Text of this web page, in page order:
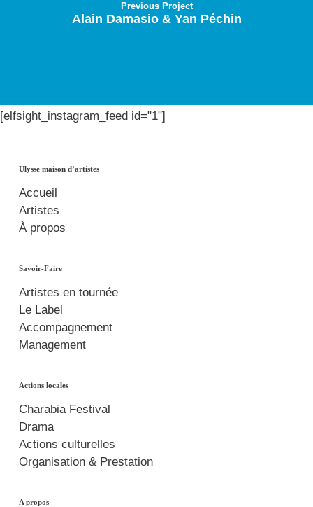
Previous Project
Alain Damasio & Yan Péchin
[elfsight_instagram_feed id="1"]
Ulysse maison d’artistes
Accueil
Artistes
À propos
Savoir-Faire
Artistes en tournée
Le Label
Accompagnement
Management
Actions locales
Charabia Festival
Drama
Actions culturelles
Organisation & Prestation
A propos